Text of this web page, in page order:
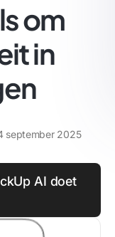
om
in
september 2025
AI doet